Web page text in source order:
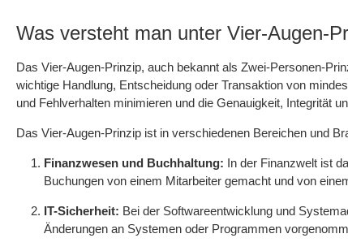
Was versteht man unter Vier-Augen-
Das Vier-Augen-Prinzip, auch bekannt als Zwei-Personen-
wichtige Handlung, Entscheidung oder Transaktion von
und Fehlverhalten minimieren und die Genauigkeit, Integrität
Das Vier-Augen-Prinzip ist in verschiedenen Bereichen und
Finanzwesen und Buchhaltung: In der Finanzwelt ist
Buchungen von einem Mitarbeiter gemacht und von
IT-Sicherheit: Bei der Softwareentwicklung und
Änderungen an Systemen oder Programmen